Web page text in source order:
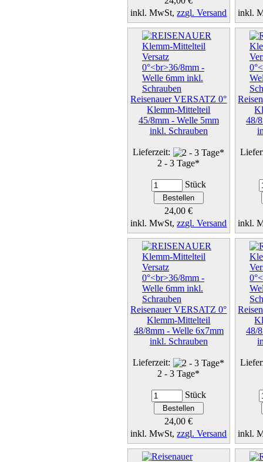
inkl. MwSt,zzgl. Versand
Details...
inkl.
Reisenauer VERSATZ 0°
Klemm-Mittelteil
45/8mm - Welle 5mm
inkl. Schrauben
Lieferzeit:
2 - 3 Tage*
Stück
24,00 €
inkl. MwSt,zzgl. Versand
Details...
48/
inkl.
Reisenauer VERSATZ 0°
Klemm-Mittelteil
48/8mm - Welle 6x7mm
inkl. Schrauben
Lieferzeit:
2 - 3 Tage*
Stück
24,00 €
inkl. MwSt,zzgl. Versand
Details...
48/
inkl.